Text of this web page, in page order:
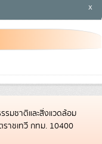
x
มชาติและสิ่งแวดล้อม
าชเทวี กทม. 10400